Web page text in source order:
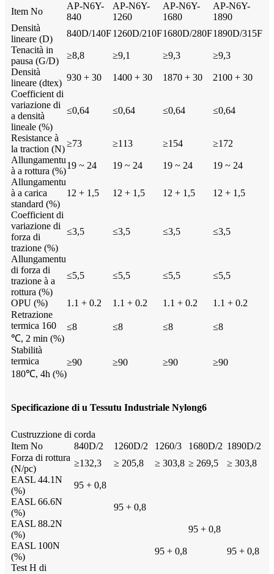
Item No
AP-N6Y-
840
AP-N6Y-
1260
AP-N6Y-
1680
AP-N6Y-
1890
Densità
lineare (D)
840D/140F1260D/210F1680D/280F1890D/315F
Tenacità in
pausa (G/D)
≥8,8 ≥9,1 ≥9,3
≥9,3
Densità
lineare (dtex)
930 + 30 1400 + 30 1870 + 30
2100 + 30
Coefficient di
variazione di
a densità
lineale (%)
≤0,64 ≤0,64 ≤0,64 ≤0,64
Resistance à
la traction (N)
≥73 ≥113 ≥154
≥172
Allungamentu
à a rottura (%)
19 ~ 24 19 ~ 24 19 ~ 24
19 ~ 24
Allungamentu
à a carica
standard (%)
12 + 1,5 12 + 1,5 12 + 1,5 12 + 1,5
Coefficient di
variazione di
forza di
trazione (%)
≤3,5 ≤3,5 ≤3,5 ≤3,5
Allungamentu
di forza di
trazione à a
rottura (%)
≤5,5 ≤5,5 ≤5,5 ≤5,5
OPU (%) 1.1 + 0.2 1.1 + 0.2 1.1 + 0.2
1.1 + 0.2
Retrazione
termica 160
℃, 2 min (%)
≤8 ≤8 ≤8 ≤8
Stabilità
termica
180℃, 4h (%)
≥90 ≥90 ≥90 ≥90
Specificazione di u Tessutu Industriale Nylong6
Custruzzione di corda
Item No
840D/2 1260D/2 1260/3 1680D/2 1890D/2
Forza di rottura
(N/pc)
≥132,3 ≥ 205,8 ≥ 303,8 ≥ 269,5
≥ 303,8
EASL 44.1N
(%)
95 + 0,8
EASL 66.6N
(%)
95 + 0,8
EASL 88.2N
(%)
95 + 0,8
EASL 100N
(%)
95 + 0,8
95 + 0,8
Test H di